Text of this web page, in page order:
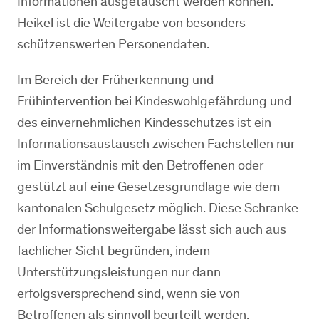
Heikel ist die Weitergabe von besonders
schützenswerten Personendaten.
Im Bereich der Früherkennung und
Frühintervention bei Kindeswohlgefährdung und
des einvernehmlichen Kindesschutzes ist ein
Informationsaustausch zwischen Fachstellen nur
im Einverständnis mit den Betroffenen oder
gestützt auf eine Gesetzesgrundlage wie dem
kantonalen Schulgesetz möglich. Diese Schranke
der Informationsweitergabe lässt sich auch aus
fachlicher Sicht begründen, indem
Unterstützungsleistungen nur dann
erfolgsversprechend sind, wenn sie von
Betroffenen als sinnvoll beurteilt werden.